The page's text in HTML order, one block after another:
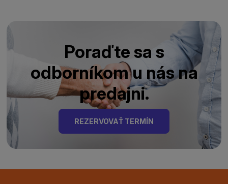
Poraďte sa s
odborníkom u nás na
predajni.
REZERVOVAŤ TERMÍN